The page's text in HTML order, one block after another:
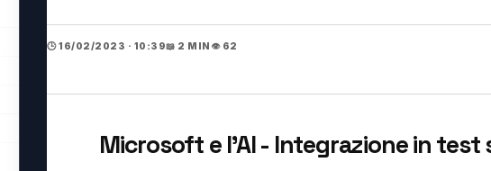
🕒 16/02/2023 · 10:39📖 2 MIN 👁️ 62
Microsoft e l'AI - Integrazione in test